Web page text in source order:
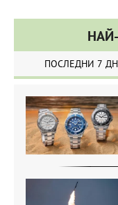
ПОСЛЕДНИ 7